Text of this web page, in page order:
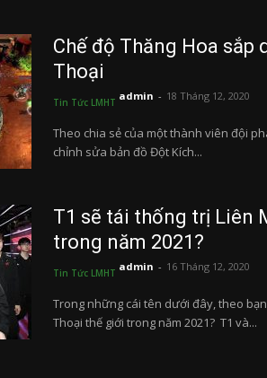
Chế độ Thăng Hoa sắp
Thoại
Tin Tức LMHT admin - 18 Tháng 12, 2020
Theo chia sẻ của một thành viên đội
chỉnh sửa bản đồ Đột Kích...
T1 sẽ tái thống trị Liên
trong năm 2021?
Tin Tức LMHT admin - 16 Tháng 12, 2020
Trong những cái tên dưới đây, theo
Thoại thế giới trong năm 2021? T1 và...